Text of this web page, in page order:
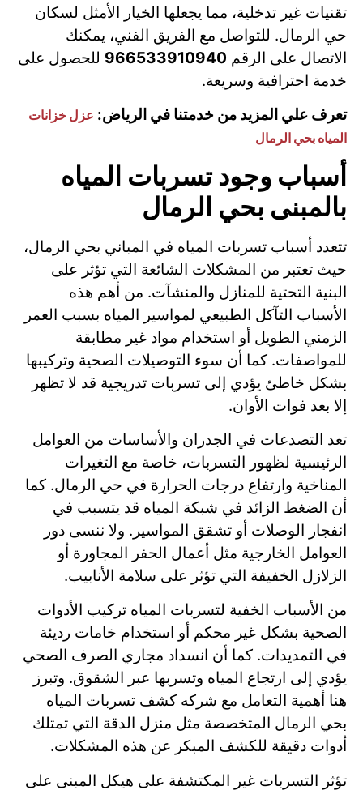
تقنيات غير تدخلية، مما يجعلها الخيار الأمثل لسكان
حي الرمال. للتواصل مع الفريق الفني، يمكنك
الاتصال على الرقم 966533910940 للحصول على
خدمة احترافية وسريعة.
تعرف علي المزيد من خدمتنا في الرياض: عزل خزانات
المياه بحي الرمال
أسباب وجود تسربات المياه
بالمبنى بحي الرمال
تتعدد أسباب تسربات المياه في المباني بحي الرمال،
حيث تعتبر من المشكلات الشائعة التي تؤثر على
البنية التحتية للمنازل والمنشآت. من أهم هذه
الأسباب التآكل الطبيعي لمواسير المياه بسبب العمر
الزمني الطويل أو استخدام مواد غير مطابقة
للمواصفات. كما أن سوء التوصيلات الصحية وتركيبها
بشكل خاطئ يؤدي إلى تسربات تدريجية قد لا تظهر
إلا بعد فوات الأوان.
تعد التصدعات في الجدران والأساسات من العوامل
الرئيسية لظهور التسربات، خاصة مع التغيرات
المناخية وارتفاع درجات الحرارة في حي الرمال. كما
أن الضغط الزائد في شبكة المياه قد يتسبب في
انفجار الوصلات أو تشقق المواسير. ولا ننسى دور
العوامل الخارجية مثل أعمال الحفر المجاورة أو
الزلازل الخفيفة التي تؤثر على سلامة الأنابيب.
من الأسباب الخفية لتسربات المياه تركيب الأدوات
الصحية بشكل غير محكم أو استخدام خامات رديئة
في التمديدات. كما أن انسداد مجاري الصرف الصحي
يؤدي إلى ارتجاع المياه وتسربها عبر الشقوق. وتبرز
هنا أهمية التعامل مع شركه كشف تسربات المياه
بحي الرمال المتخصصة مثل منزل الدقة التي تمتلك
أدوات دقيقة للكشف المبكر عن هذه المشكلات.
تؤثر التسربات غير المكتشفة على هيكل المبنى على